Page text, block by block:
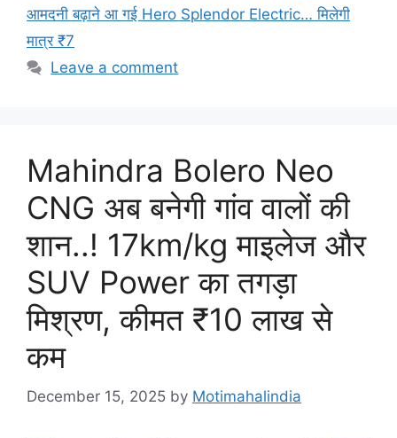
आमदनी बढ़ाने आ गई Hero Splendor Electric… मिलेगी
मात्र ₹7
Leave a comment
Mahindra Bolero Neo
CNG अब बनेगी गांव वालों की
शान..! 17km/kg माइलेज और
SUV Power का तगड़ा
मिश्रण, कीमत ₹10 लाख से
कम
December 15, 2025 by Motimahalindia